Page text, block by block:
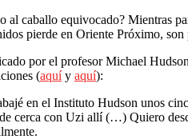
caballo equivocado? Mientras
pierde en Oriente Próximo,
por el profesor Michael
(aquíy aquí):
en el Instituto Hudson unos
cerca con Uzi allí (…) Quiero